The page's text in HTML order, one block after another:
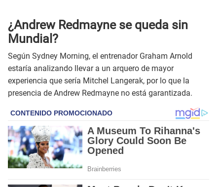
¿Andrew Redmayne se queda sin
Mundial?
Según Sydney Morning, el entrenador Graham Arnold
estaría analizando llevar a un arquero de mayor
experiencia que sería Mitchel Langerak, por lo que la
presencia de Andrew Redmayne no está garantizada.